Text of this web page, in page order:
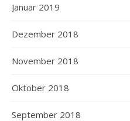
Januar 2019
Dezember 2018
November 2018
Oktober 2018
September 2018